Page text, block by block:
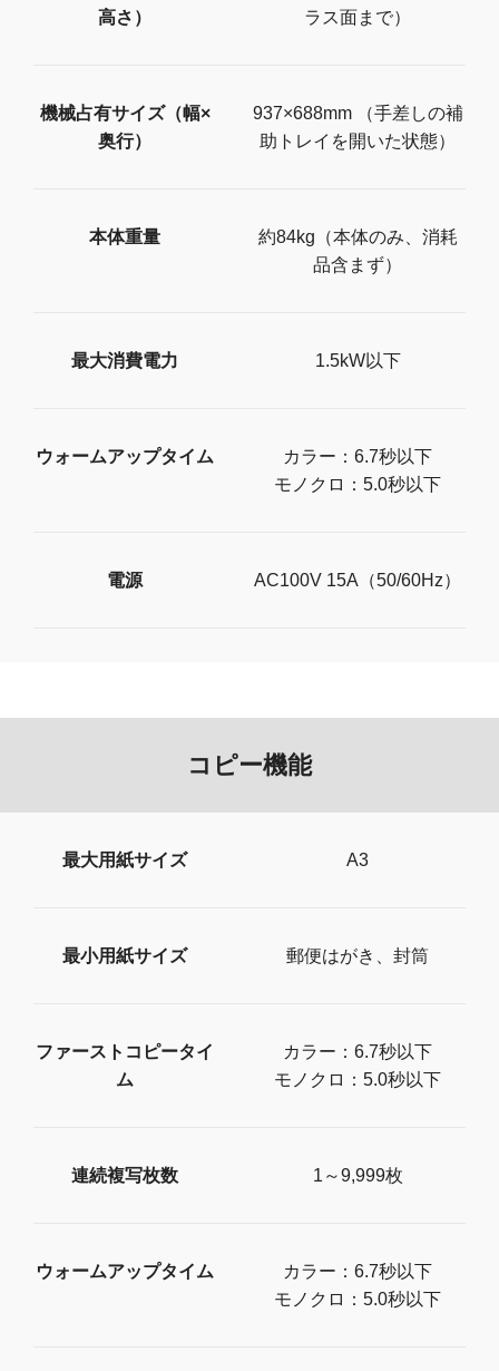
高さ）
ラス面まで）
機械占有サイズ（幅×
奥行）
937×688mm （手差しの補
助トレイを開いた状態）
本体重量
約84kg（本体のみ、消耗
品含まず）
最大消費電力 1.5kW以下
ウォームアップタイム
カラー：6.7秒以下
モノクロ：5.0秒以下
電源 AC100V 15A（50/60Hz）
コピー機能
最大用紙サイズ A3
最小用紙サイズ 郵便はがき、封筒
ファーストコピータイ
ム
カラー：6.7秒以下
モノクロ：5.0秒以下
連続複写枚数 1～9,999枚
ウォームアップタイム
カラー：6.7秒以下
モノクロ：5.0秒以下